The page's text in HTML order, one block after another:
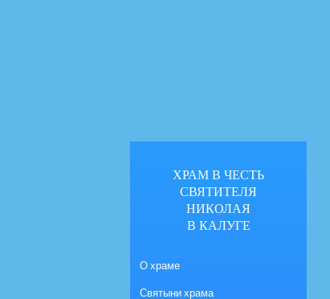
ХРАМ В ЧЕСТЬ
СВЯТИТЕЛЯ
НИКОЛАЯ
В КАЛУГЕ
О храме
Святыни храма